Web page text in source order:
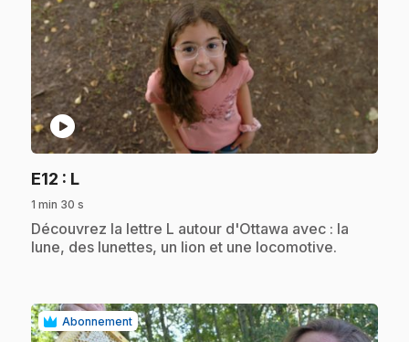
play_circle
E12 : L.
1 min 30 s
.Découvrez la lettre L autour d'Ottawa avec : la
lune, des lunettes, un lion et une locomotive.
Abonnement